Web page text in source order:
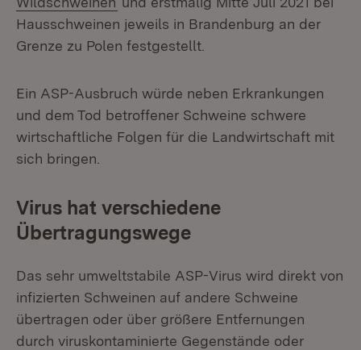
Hausschweinen jeweils in Brandenburg an der
Grenze zu Polen festgestellt.
Ein ASP-Ausbruch würde neben Erkrankungen
und dem Tod betroffener Schweine schwere
wirtschaftliche Folgen für die Landwirtschaft mit
sich bringen.
Virus hat verschiedene
Übertragungswege
Das sehr umweltstabile ASP-Virus wird direkt von
infizierten Schweinen auf andere Schweine
übertragen oder über größere Entfernungen
durch viruskontaminierte Gegenstände oder